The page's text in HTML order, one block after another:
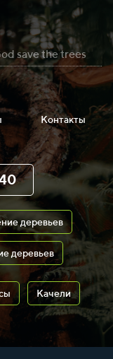
save the trees
Контакты
деревьев
деревьев
Качели